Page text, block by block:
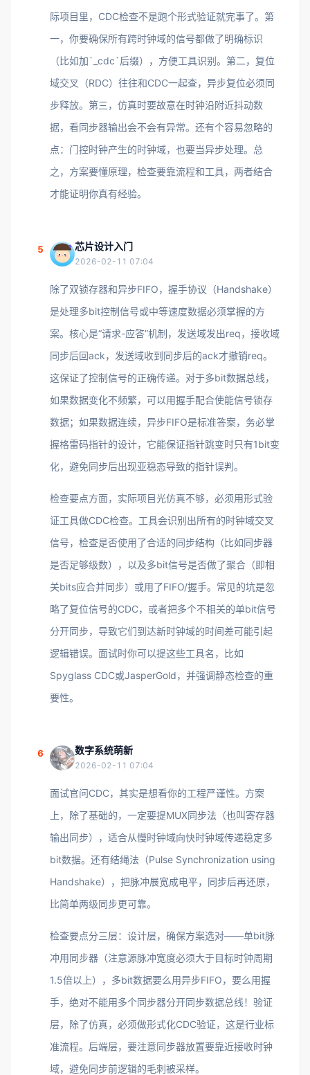
际项目里，CDC检查不是跑个形式验证就完事了。第
一，你要确保所有跨时钟域的信号都做了明确标识
（比如加`_cdc`后缀），方便工具识别。第二，复位
域交叉（RDC）往往和CDC一起查，异步复位必须同
步释放。第三，仿真时要故意在时钟沿附近抖动数
据，看同步器输出会不会有异常。还有个容易忽略的
点：门控时钟产生的时钟域，也要当异步处理。总
之，方案要懂原理，检查要靠流程和工具，两者结合
才能证明你真有经验。
5 芯片设计入门
2026-02-11 07:04
除了双锁存器和异步FIFO，握手协议（Handshake）
是处理多bit控制信号或中等速度数据必须掌握的方
案。核心是“请求-应答”机制，发送域发出req，接收域
同步后回ack，发送域收到同步后的ack才撤销req。
这保证了控制信号的正确传递。对于多bit数据总线，
如果数据变化不频繁，可以用握手配合使能信号锁存
数据；如果数据连续，异步FIFO是标准答案，务必掌
握格雷码指针的设计，它能保证指针跳变时只有1bit变
化，避免同步后出现亚稳态导致的指针误判。
检查要点方面，实际项目光仿真不够，必须用形式验
证工具做CDC检查。工具会识别出所有的时钟域交叉
信号，检查是否使用了合适的同步结构（比如同步器
是否足够级数），以及多bit信号是否做了聚合（即相
关bits应合并同步）或用了FIFO/握手。常见的坑是忽
略了复位信号的CDC，或者把多个不相关的单bit信号
分开同步，导致它们到达新时钟域的时间差可能引起
逻辑错误。面试时你可以提这些工具名，比如
Spyglass CDC或JasperGold，并强调静态检查的重
要性。
6 数字系统萌新
2026-02-11 07:04
面试官问CDC，其实是想看你的工程严谨性。方案
上，除了基础的，一定要提MUX同步法（也叫寄存器
输出同步），适合从慢时钟域向快时钟域传递稳定多
bit数据。还有结绳法（Pulse Synchronization using
Handshake），把脉冲展宽成电平，同步后再还原，
比简单两级同步更可靠。
检查要点分三层：设计层，确保方案选对——单bit脉
冲用同步器（注意源脉冲宽度必须大于目标时钟周期
1.5倍以上），多bit数据要么用异步FIFO，要么用握
手，绝对不能用多个同步器分开同步数据总线！验证
层，除了仿真，必须做形式化CDC验证，这是行业标
准流程。后端层，要注意同步器放置要靠近接收时钟
域，避免同步前逻辑的毛刺被采样。